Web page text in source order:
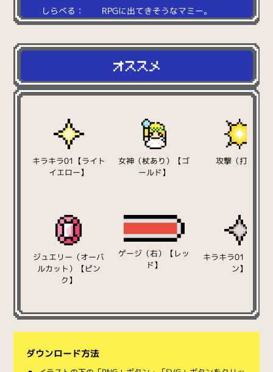
しらべる： RPGに出てきそうなマミー。
キラキラ01【ライト
イエロー】
女神（杖あり）【ゴ
ールド】
攻撃（打つ）
ジュエリー（オーバ
ルカット）【ピン
ク】
ゲージ（右）【レッ
ド】
キラキラ01【ブラ
ン】
ダウンロード方法